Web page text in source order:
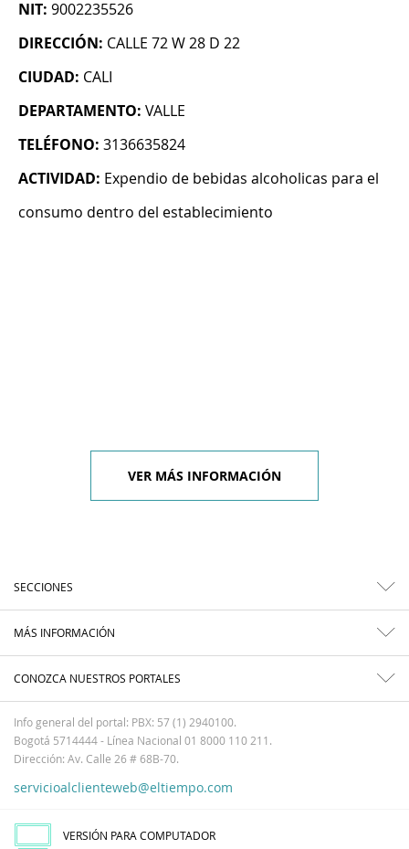
NIT: 9002235526
DIRECCIÓN: CALLE 72 W 28 D 22
CIUDAD: CALI
DEPARTAMENTO: VALLE
TELÉFONO: 3136635824
ACTIVIDAD: Expendio de bebidas alcoholicas para el
consumo dentro del establecimiento
VER MÁS INFORMACIÓN
SECCIONES
MÁS INFORMACIÓN
CONOZCA NUESTROS PORTALES
Info general del portal: PBX: 57 (1) 2940100.
Bogotá 5714444 - Línea Nacional 01 8000 110 211.
Dirección: Av. Calle 26 # 68B-70.
servicioalclienteweb@eltiempo.com
VERSIÓN PARA COMPUTADOR